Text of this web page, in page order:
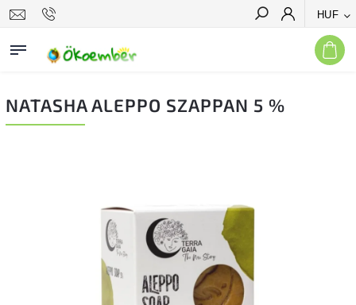
HUF
Keresés
NATASHA ALEPPO SZAPPAN 5 %